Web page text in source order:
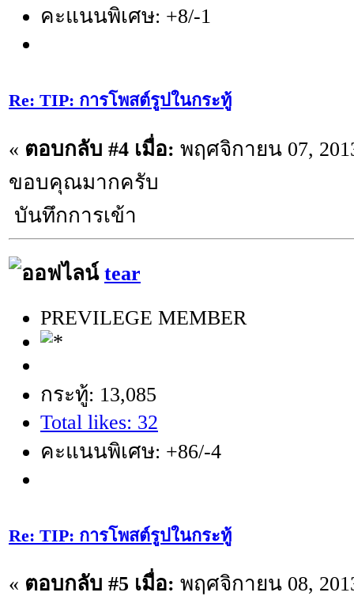
คะแนนพิเศษ: +8/-1
Re: TIP: การโพสต์รูปในกระทู้
« ตอบกลับ #4 เมื่อ: พฤศจิกายน 07,
ขอบคุณมากครับ
บันทึกการเข้า
tear
PREVILEGE MEMBER
กระทู้: 13,085
Total likes: 32
คะแนนพิเศษ: +86/-4
Re: TIP: การโพสต์รูปในกระทู้
« ตอบกลับ #5 เมื่อ: พฤศจิกายน 08,